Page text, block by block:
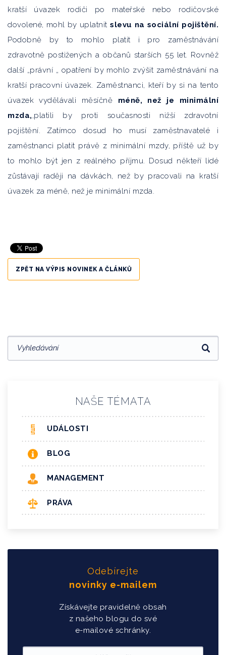
kratší úvazek rodiči po mateřské nebo rodičovské
dovolené, mohl by uplatnitslevu na sociální pojištění.
Podobně by to mohlo platit i pro zaměstnávání
zdravotně postižených a občanů starších 55 let. Rovněž
další „právní „ opatření by mohlo zvýšit zaměstnávání na
kratší pracovní úvazek. Zaměstnanci, kteří by si na tento
úvazek vydělávali měsíčně méně,
než je minimální
mzda,,platili by proti současnosti nižší zdravotní
pojištění. Zatímco dosud ho musí zaměstnavatelé i
zaměstnanci platit právě z minimální mzdy, příště už by
to mohlo být jen z reálného příjmu. Dosud někteří lidé
zůstávají raději na dávkách, než by pracovali na kratší
úvazek za méně, než je minimální mzda.
ZPĚT NA VÝPIS NOVINEK A ČLÁNKŮ
NAŠE TÉMATA
UDÁLOSTI
BLOG
MANAGEMENT
PRÁVA
Odebírejte
novinky e-mailem
Získávejte pravidelně obsah
z našeho blogu do své
e-mailové schránky.